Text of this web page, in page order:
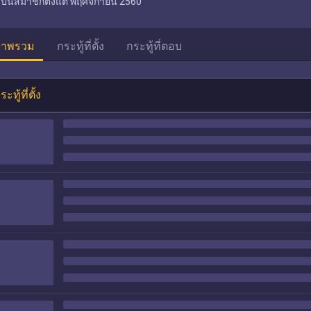
พรวม กระทู้ที่ตั้ง กระทู้ที่ตอบ
ะทู้ที่ตั้ง